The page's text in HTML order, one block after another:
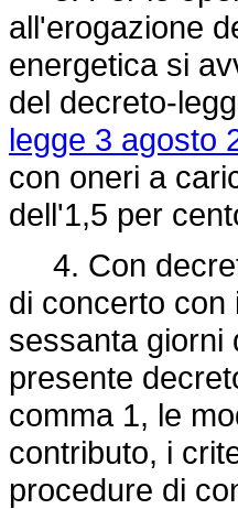
all'erogazione
energetica si
del decreto-
legge 3 agosto
con oneri a
dell'1,5 per
4. Con
di concerto con
sessanta giorni
presente
comma 1, le
contributo, i
procedure di